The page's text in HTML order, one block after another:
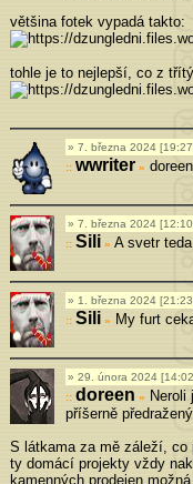
většina fotek vypadá takto:
tohle je to nejlepší, co z
7. března 2024
wwriter»
7. března 2024
Sili » A svetr
1. března 2024
Sili » My furt
29. února 2024
doreen »
příšerně
S látkama za mě záleží,
ty domácí projekty vždy
kamenných prodejen